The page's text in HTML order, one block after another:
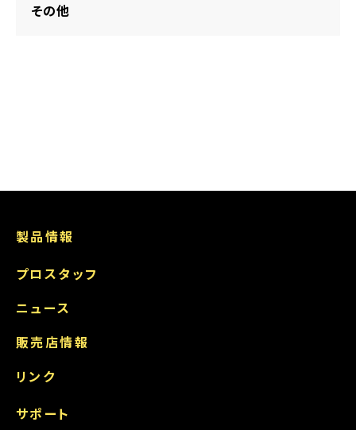
その他
製品情報
プロスタッフ
ニュース
販売店情報
リンク
サポート